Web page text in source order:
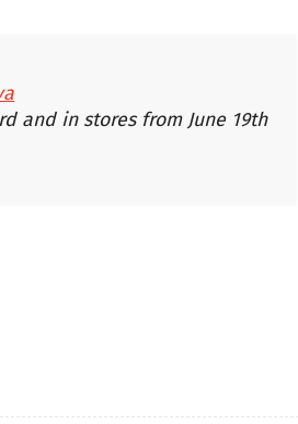
and in stores from June 19th